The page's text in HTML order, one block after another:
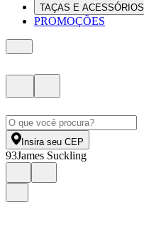
TAÇAS E ACESSÓRIOS
PROMOÇÕES
Insira seu CEP
93James Suckling